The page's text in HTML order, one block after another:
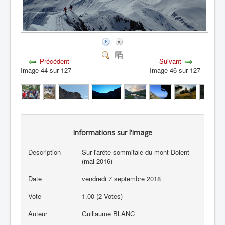
Précédent
Image 44 sur 127
Suivant
Image 46 sur 127
Informations sur l'image
Description
Sur l'arête sommitale du mont Dolent
(mai 2016)
Date
vendredi 7 septembre 2018
Vote
1.00 (2 Votes)
Auteur
Guillaume BLANC